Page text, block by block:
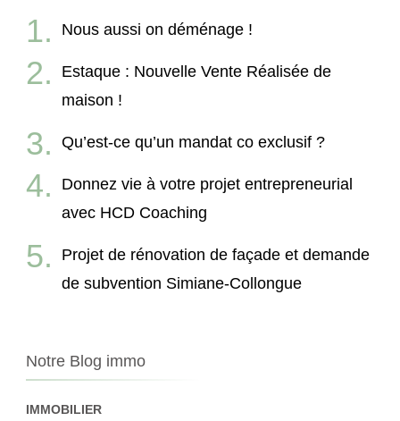
Nous aussi on déménage !
Estaque : Nouvelle Vente Réalisée de
maison !
Qu’est-ce qu’un mandat co exclusif ?
Donnez vie à votre projet entrepreneurial
avec HCD Coaching
Projet de rénovation de façade et demande
de subvention Simiane-Collongue
Notre Blog immo
IMMOBILIER